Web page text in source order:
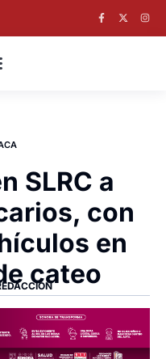
SLRC a
con
en
cateo